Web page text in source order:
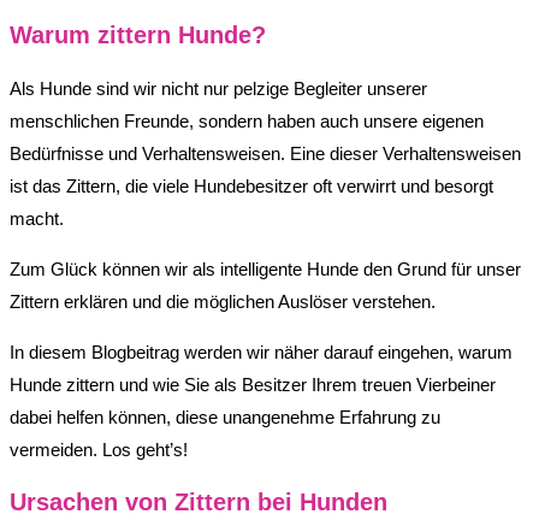
Warum zittern Hunde?
Als Hunde sind wir nicht nur pelzige Begleiter unserer
menschlichen Freunde, sondern haben auch unsere eigenen
Bedürfnisse und Verhaltensweisen. Eine dieser Verhaltensweisen
ist das Zittern, die viele Hundebesitzer oft verwirrt und besorgt
macht.
Zum Glück können wir als intelligente Hunde den Grund für unser
Zittern erklären und die möglichen Auslöser verstehen.
In diesem Blogbeitrag werden wir näher darauf eingehen, warum
Hunde zittern und wie Sie als Besitzer Ihrem treuen Vierbeiner
dabei helfen können, diese unangenehme Erfahrung zu
vermeiden. Los geht’s!
Ursachen von Zittern bei Hunden